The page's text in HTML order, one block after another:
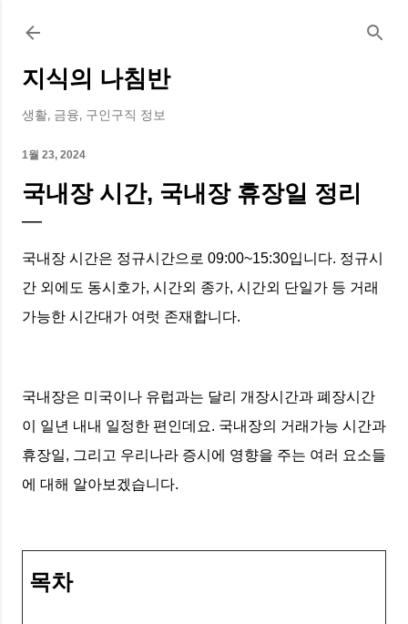
지식의 나침반
생활, 금융, 구인구직 정보
1월 23, 2024
국내장 시간, 국내장 휴장일 정리
국내장 시간은 정규시간으로 09:00~15:30입니다. 정규시
간 외에도 동시호가, 시간외 종가, 시간외 단일가 등 거래
가능한 시간대가 여럿 존재합니다.
국내장은 미국이나 유럽과는 달리 개장시간과 폐장시간
이 일년 내내 일정한 편인데요. 국내장의 거래가능 시간과
휴장일, 그리고 우리나라 증시에 영향을 주는 여러 요소들
에 대해 알아보겠습니다.
목차